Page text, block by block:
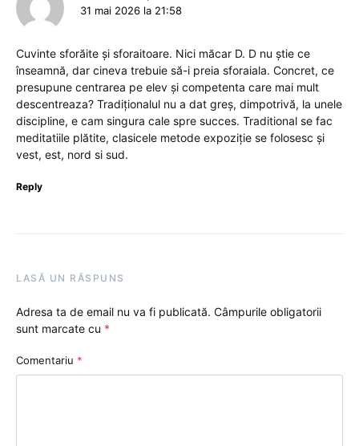
31 mai 2026 la 21:58
Cuvinte sforăite și sforaitoare. Nici măcar D. D nu știe ce
înseamnă, dar cineva trebuie să-i preia sforaiala. Concret, ce
presupune centrarea pe elev și competenta care mai mult
descentreaza? Tradiționalul nu a dat greș, dimpotrivă, la unele
discipline, e cam singura cale spre succes. Traditional se fac
meditatiile plătite, clasicele metode expoziție se folosesc și
vest, est, nord si sud.
Reply
LASĂ UN RĂSPUNS
Adresa ta de email nu va fi publicată. Câmpurile obligatorii
sunt marcate cu *
Comentariu *